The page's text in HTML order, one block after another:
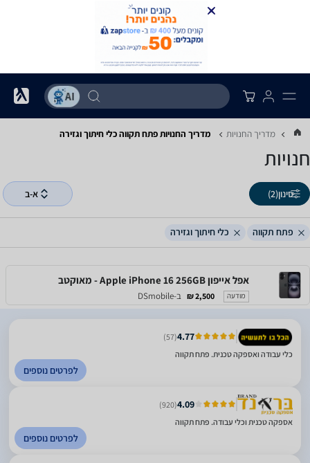
מדריך החנויות מדריך החנויות ‏פתח תקווה ‏כלי חיתוך וגזירה
חנויות
סינון(2) א-ב
פתח תקווה כלי חיתוך וגזירה
אפל אייפון Apple iPhone 16 256GB - מאוקטב
מודעה 2,500 ₪ ב-DSmobile
4.77
(57)
כלי עבודה ואספקה טכנית. פתח תקווה
לפרטים נוספים
4.09
(920)
אספקה טכנית וכלי עבודה. פתח תקווה
לפרטים נוספים